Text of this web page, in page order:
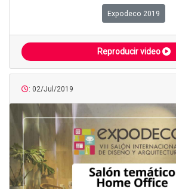
Expodeco 2019
Reproducir video
: 02/Jul/2019